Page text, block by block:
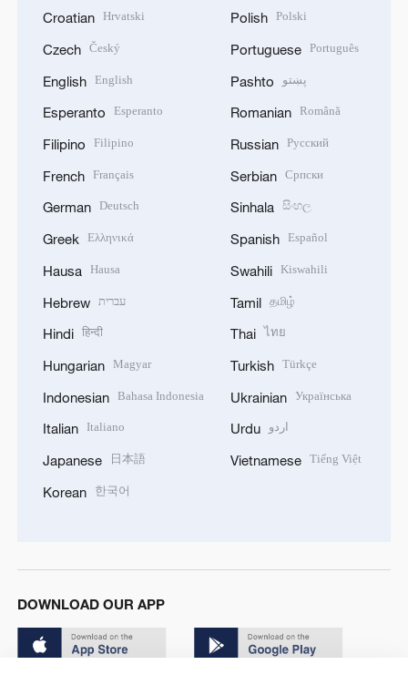
Croatian Hrvatski
Czech Český
English English
Esperanto Esperanto
Filipino Filipino
French Français
German Deutsch
Greek Ελληνικά
Hausa Hausa
Hebrew עברית
Hindi हिन्दी
Hungarian Magyar
Indonesian Bahasa Indonesia
Italian Italiano
Japanese 日本語
Korean 한국어
Polish Polski
Portuguese Português
Pashto پښتو
Romanian Română
Russian Русский
Serbian Српски
Sinhala සිංහල
Spanish Español
Swahili Kiswahili
Tamil தமிழ்
Thai ไทย
Turkish Türkçe
Ukrainian Українська
Urdu اردو
Vietnamese Tiếng Việt
DOWNLOAD OUR APP